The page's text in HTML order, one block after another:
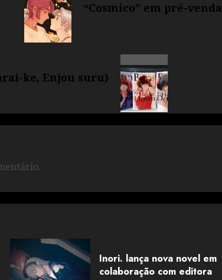
“Cosmico” em pré-venda
ke, Enjou suru)
Inori. lança nova novel em
colaboração com editora